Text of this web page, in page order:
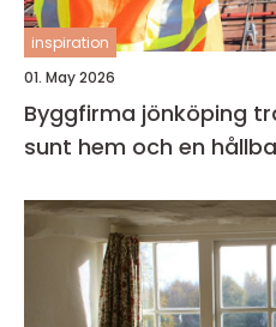
inspiration
01. May 2026
Byggfirma jönköping träbyggande för ett
sunt hem och en